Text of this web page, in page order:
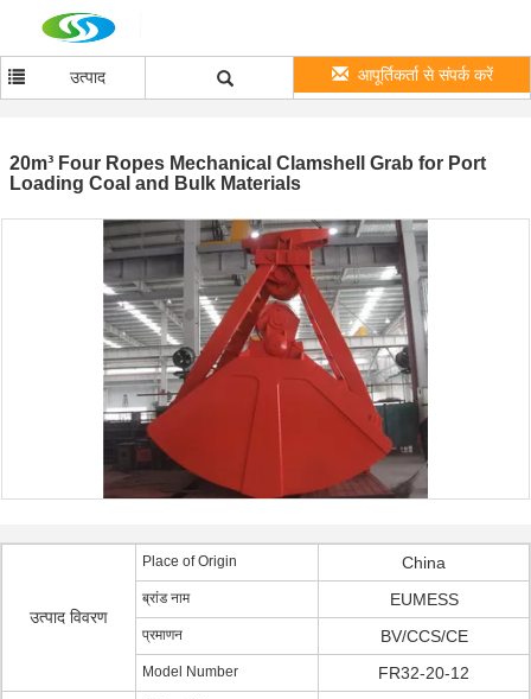
उत्पाद आपूर्तिकर्ता से संपर्क करें
20m³ Four Ropes Mechanical Clamshell Grab for Port
Loading Coal and Bulk Materials
उत्पाद विवरण
Place of Origin China
ब्रांड नाम EUMESS
प्रमाणन BV/CCS/CE
Model Number FR32-20-12